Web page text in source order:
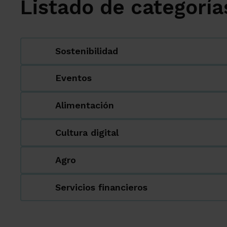
Listado de
Sostenibilidad
Eventos
Alimentación
Cultura digital
Agro
Servicios financieros